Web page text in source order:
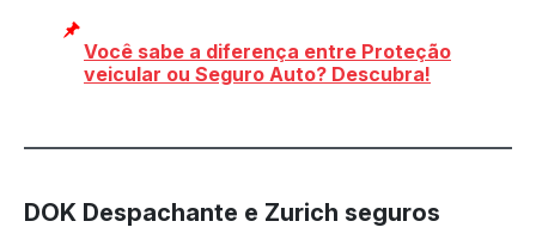
Você sabe a diferença entre Proteção
veicular ou Seguro Auto? Descubra!
DOK Despachante e Zurich seguros